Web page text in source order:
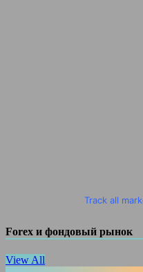
Track all
Forex и фондовый рынок
View All